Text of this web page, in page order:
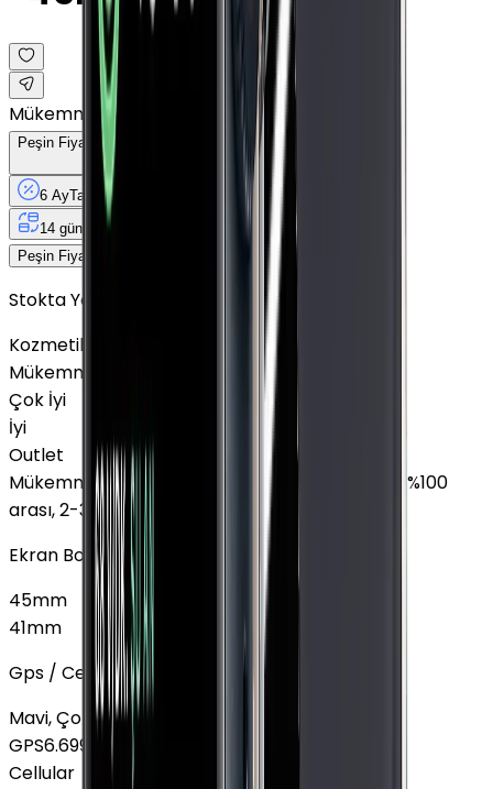
Mükemmel
Peşin Fiyatına 6
6 AyTaksit 4 iş
14 gün içinde iade
Peşin Fiyatına
16.000 TL
Stokta Yok
Kozmetik Durumu
Nasıl Görünüyor?
Mükemmel
Çok İyi
İyi
Outlet
Mükemmel: Ekranda leke yok, Pil sağlığı %85 - %100
arası, 2-3 hafif çizik
Ekran Boyutu
45mm
41mm
Gps / Cellular
Mavi, Çok İyi, Alüminyum
GPS6.699 TL
Cellular